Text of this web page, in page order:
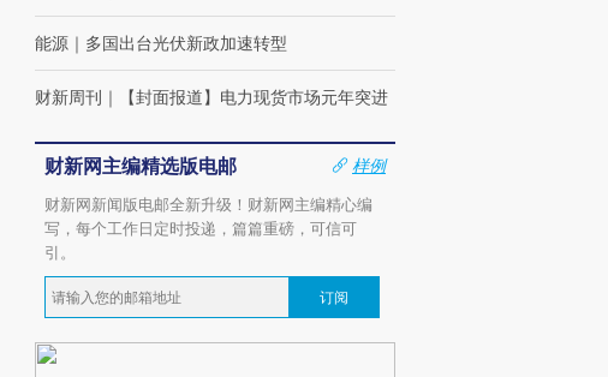
能源 ｜ 多国出台光伏新政加速转型
财新周刊 ｜ 【封面报道】电力现货市场元年突进
财新网主编精选版电邮
样例
财新网新闻版电邮全新升级！财新网主编精心编
写，每个工作日定时投递，篇篇重磅，可信可
引。
订阅